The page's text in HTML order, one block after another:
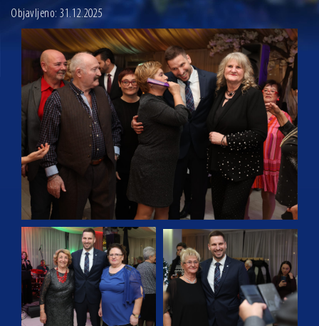
Objavljeno: 31.12.2025